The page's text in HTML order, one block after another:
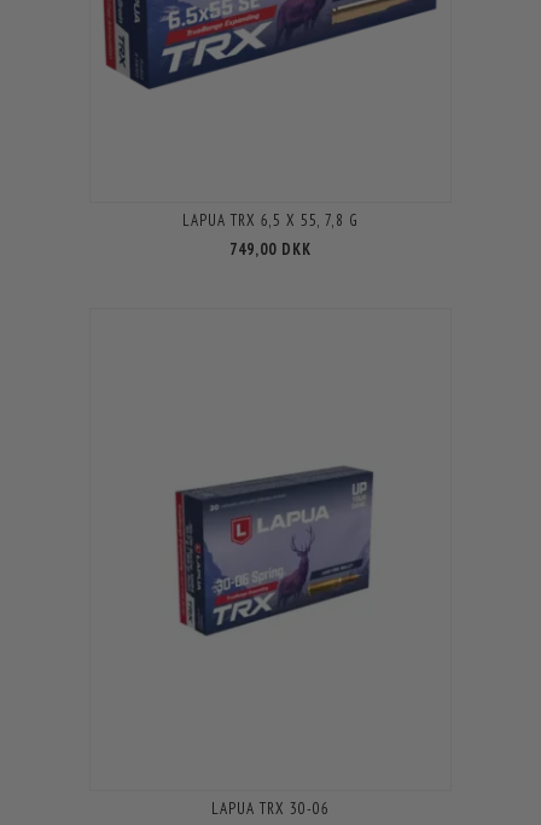
LAPUA TRX 6,5 X 55, 7,8 G
749,00 DKK
LAPUA TRX 30-06